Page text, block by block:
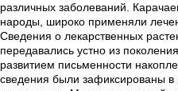
различных заболеваний.
народы, широко применяли
Сведения о лекарственных
передавались устно из
развитием письменности
сведения были зафиксированы в